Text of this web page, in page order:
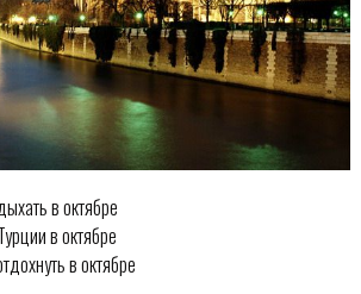
в октябре
в октябре
в октябре